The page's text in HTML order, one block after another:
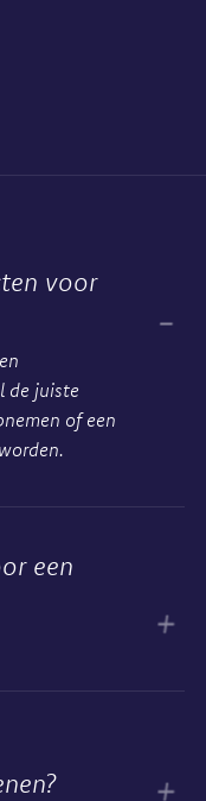
voor
de juiste
of een
een